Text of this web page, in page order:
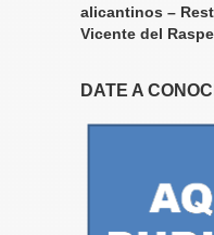
alicantinos –
Vicente del
DATE A